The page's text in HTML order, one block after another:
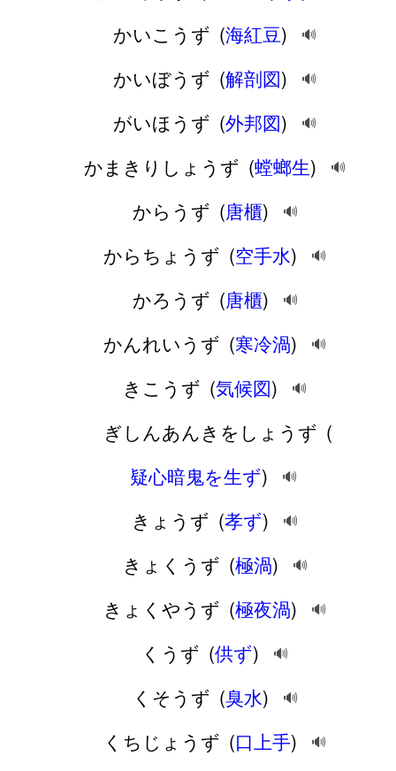
かいこうず (海紅豆) 🔊
かいぼうず (解剖図) 🔊
がいほうず (外邦図) 🔊
かまきりしょうず (螳螂生) 🔊
からうず (唐櫃) 🔊
からちょうず (空手水) 🔊
かろうず (唐櫃) 🔊
かんれいうず (寒冷渦) 🔊
きこうず (気候図) 🔊
ぎしんあんきをしょうず (
疑心暗鬼を生ず) 🔊
きょうず (孝ず) 🔊
きょくうず (極渦) 🔊
きょくやうず (極夜渦) 🔊
くうず (供ず) 🔊
くそうず (臭水) 🔊
くちじょうず (口上手) 🔊